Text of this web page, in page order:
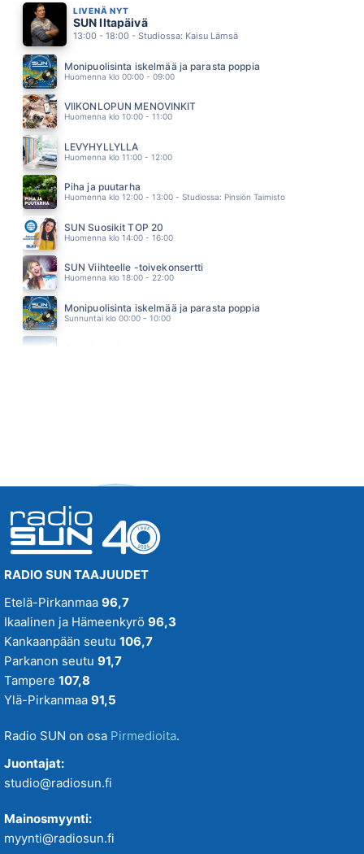
PIDÄN KII
JANI JA JETSETTERS
12.42
MIESKONE
12.36
AKI SIRKESALO
12.29
ANNA ABREU
12.25
LIVENÄ NYT
SUN Iltapäivä
13:00 - 18:00 - Studiossa: Kaisu Lämsä
Monipuolisinta iskelmää ja parasta poppia
Huomenna klo 00:00 - 09:00
VIIKONLOPUN MENOVINKIT
Huomenna klo 10:00 - 11:00
LEVYHYLLYLLÄ
Huomenna klo 11:00 - 12:00
Piha ja puutarha
Huomenna klo 12:00 - 13:00 - Studiossa: Pinsiön Taimisto
SUN Suosikit TOP 20
Huomenna klo 14:00 - 16:00
SUN Viihteelle -toivekonsertti
Huomenna klo 18:00 - 22:00
Monipuolisinta iskelmää ja parasta poppia
Sunnuntai klo 00:00 - 10:00
RADIO SUN TAAJUUDET
Etelä-Pirkanmaa 96,7
Ikaalinen ja Hämeenkyrö 96,3
Kankaanpään seutu 106,7
Parkanon seutu 91,7
Tampere 107,8
Ylä-Pirkanmaa 91,5
Radio SUN on osa Pirmedioita.
Juontajat:
studio@radiosun.fi
Mainosmyynti:
myynti@radiosun.fi